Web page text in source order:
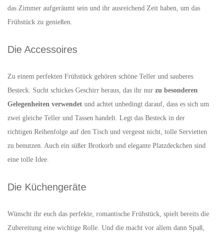
das Zimmer aufgeräumt sein und ihr ausreichend Zeit haben, um das
Frühstück zu genießen.
Die Accessoires
Zu einem perfekten Frühstück gehören schöne Teller und sauberes
Besteck. Sucht schickes Geschirr heraus, das ihr nur zu besonderen
Gelegenheiten verwendet und achtet unbedingt darauf, dass es sich um
zwei gleiche Teller und Tassen handelt. Legt das Besteck in der
richtigen Reihenfolge auf den Tisch und vergesst nicht, tolle Servietten
zu benutzen. Auch ein süßer Brotkorb und elegante Platzdeckchen sind
eine tolle Idee.
Die Küchengeräte
Wünscht ihr euch das perfekte, romantische Frühstück, spielt bereits die
Zubereitung eine wichtige Rolle. Und die macht vor allem dann Spaß,